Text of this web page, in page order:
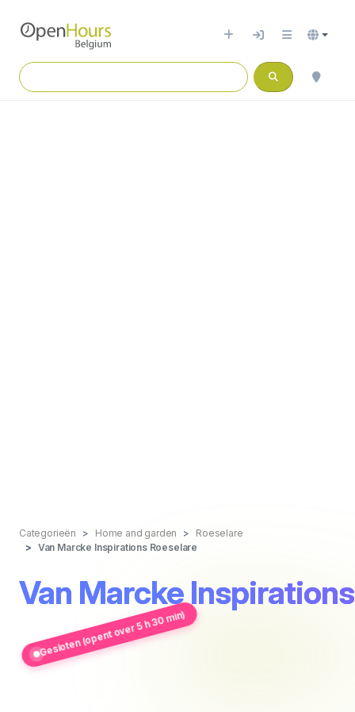
Categorieën Home and garden
Roeselare
Van Marcke Inspirations Roeselare
Van Marcke
Gesloten (opent over 5 h 30 min)